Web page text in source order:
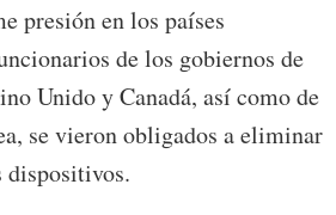
presión en los países
de los gobiernos de
Unido y Canadá, así como de
se vieron obligados a eliminar
dispositivos.